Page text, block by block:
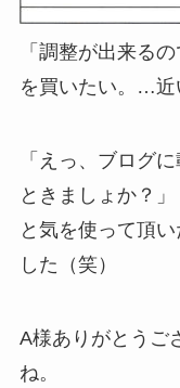
「調整が出来る
を買いたい。…近
「えっ、ブログ
ときましょか？」
と気を使って頂
した（笑）
A様ありがとうご
ね。